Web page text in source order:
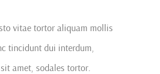
vitae tortor aliquam mollis
tincidunt dui interdum,
amet, sodales tortor.